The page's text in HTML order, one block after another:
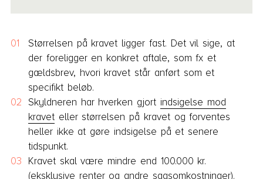
Størrelsen på kravet ligger fast. Det vil sige, at
der foreligger en konkret aftale, som fx et
gældsbrev, hvori kravet står anført som et
specifikt beløb.
Skyldneren har hverken gjort indsigelse mod
kraveteller størrelsen på kravet og forventes
heller ikke at gøre indsigelse på et senere
tidspunkt.
Kravet skal være mindre end 100.000 kr.
(eksklusive renter og andre sagsomkostninger).